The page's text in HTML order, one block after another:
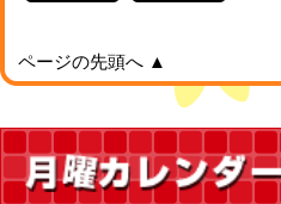
ページの先頭へ ▲